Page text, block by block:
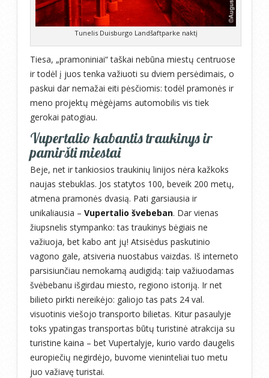
Tunelis Duisburgo Landšaftparke naktį
Tiesa, „pramoniniai“ taškai nebūna miestų centruose
ir todėl į juos tenka važiuoti su dviem persėdimais, o
paskui dar nemažai eiti pėsčiomis: todėl pramonės ir
meno projektų mėgėjams automobilis vis tiek
gerokai patogiau.
Vupertalio kabantis traukinys ir
pamiršti miestai
Beje, net ir tankiosios traukinių linijos nėra kažkoks
naujas stebuklas. Jos statytos 100, beveik 200 metų,
atmena pramonės dvasią. Pati garsiausia ir
unikaliausia – Vupertalio švebeban. Dar vienas
žiupsnelis stympanko: tas traukinys bėgiais ne
važiuoja, bet kabo ant jų! Atsisėdus paskutinio
vagono gale, atsiveria nuostabus vaizdas. Iš interneto
parsisiunčiau nemokamą audigidą: taip važiuodamas
švėbebanu išgirdau miesto, regiono istoriją. Ir net
bilieto pirkti nereikėjo: galiojo tas pats 24 val.
visuotinis viešojo transporto bilietas. Kitur pasaulyje
toks ypatingas transportas būtų turistinė atrakcija su
turistine kaina – bet Vupertalyje, kurio vardo daugelis
europiečių negirdėjo, buvome vieninteliai tuo metu
juo važiavę turistai.